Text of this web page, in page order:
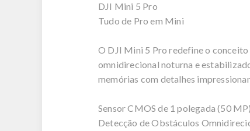
DJI Mini 5 Pro
Tudo de Pro em Mini
O DJI Mini 5 Pro redefine o
omnidirecional noturna e
memórias com detalhes
Sensor CMOS de 1 polegada (50 MP)
Detecção de Obstáculos